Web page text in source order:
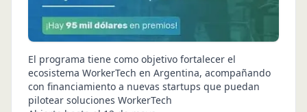
El programa tiene como objetivo fortalecer el
ecosistema WorkerTech en Argentina, acompañando
con financiamiento a nuevas startups que puedan
pilotear soluciones WorkerTech